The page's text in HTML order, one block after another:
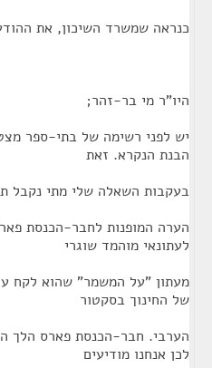
כנראה שמשרד השיכון, את
היו"ר מי בר-זהר;
יש לפני רשימה של בתי-ספר
הבנת הנקרא. זאת
בעקבות השאלה שלי מתי נקבל
הערה המופנות לחבר-הכנסת
לעתונאי מוהמד שוגרי
מעתון "על המשמר" שהוא לקח
של החינוך בסקטור
הערבי. חבר-הכנסת פארס הלך
לכן אנחנו מודיעים